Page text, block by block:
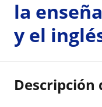
la
y el
Descripción